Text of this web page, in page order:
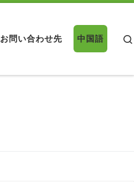
お問い合わせ先 中国語